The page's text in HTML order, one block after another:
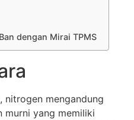
dengan Mirai TPMS
nitrogen mengandung
murni yang memiliki